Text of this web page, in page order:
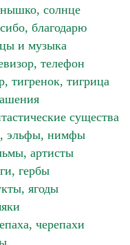
солнце
благодарю
и музыка
телефон
тигренок, тигрица
существа
эльфы, нимфы
артисты
гербы
ягоды
черепахи